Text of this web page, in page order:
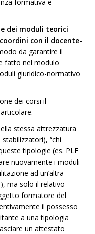
dei moduli teorici
con il docente-
da garantire il
fatto nel modulo
giuridico-normativo
dei corsi il
stessa attrezzatura
“chi
tipologie (es. PLE
nuovamente i moduli
ad un’altra
ma solo il relativo
formatore del
il possesso
a una tipologia
un attestato